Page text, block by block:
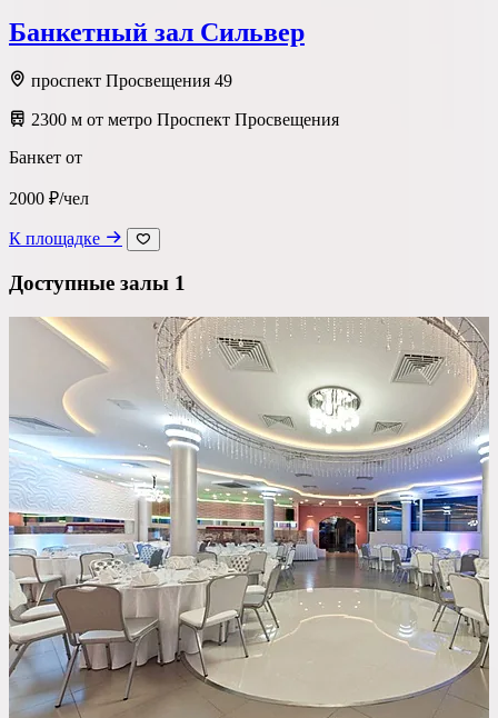
Метро Район Округ
Тип площадки
Лофт
Веранда / Шатер
Вместимость
до 150 чел
Бюджет на персону
—
Важные условия
Танцпол
Со сценой
Банкетный зал Сильвер
проспект Просвещения 49
2300 м от метро Проспект Просвещения
Банкет от
2000 ₽/чел
К площадке
Доступные залы 1